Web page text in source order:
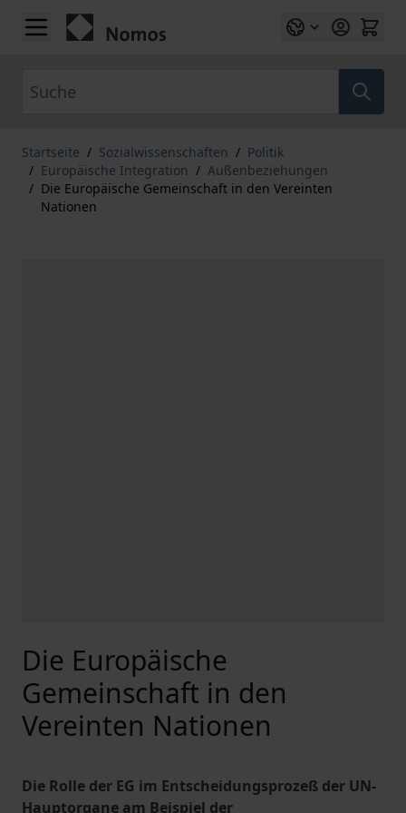
Zum Inhalt springen
Startseite / Sozialwissenschaften / Politik
/ Europäische Integration / Außenbeziehungen
/ Die Europäische Gemeinschaft in den Vereinten
Nationen
Die Europäische
Gemeinschaft in den
Vereinten Nationen
Die Rolle der EG im Entscheidungsprozeß der UN-
Hauptorgane am Beispiel der